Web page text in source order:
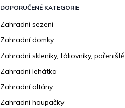
DOPORUČENÉ KATEGORIE
Zahradní sezení
Zahradní domky
Zahradní skleníky, fóliovníky, pařeniště
Zahradní lehátka
Zahradní altány
Zahradní houpačky